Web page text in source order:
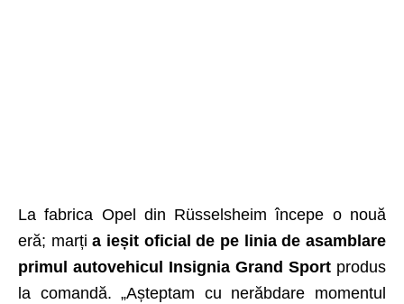
La fabrica Opel din Rüsselsheim începe o nouă
eră; marția ieșit oficial de pe linia de asamblare
primul autovehicul Insignia Grand Sport produs
la comandă. „Așteptam cu nerăbdare momentul